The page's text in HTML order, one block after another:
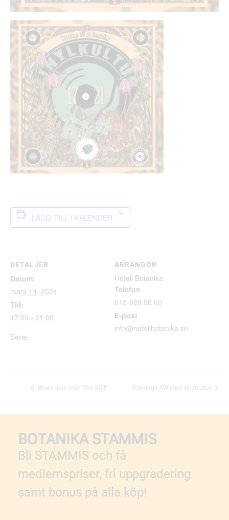
LÄGG TILL I KALENDER
DETALJER
Datum:
mars 14, 2024
Tid:
17:00 - 21:00
Serie:
ARRANGÖR
Hotell Botanika
Telefon
018-888 06 00
E-post
info@hotellbotanika.se
Blues Jam med The Stöff Torsdags AW med vinylkultur
BOTANIKA STAMMIS
Bli STAMMIS och få
medlemspriser, fri uppgradering
samt bonus på alla köp!